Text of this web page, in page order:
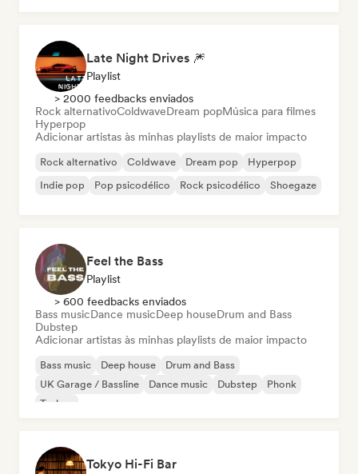
Late Night Drives 🎆
Playlist
> 2000 feedbacks enviados
Rock alternativoColdwaveDream popMúsica para filmes
Hyperpop
Adicionar artistas às minhas playlists de maior impacto
Rock alternativo Coldwave Dream pop
Hyperpop
Indie pop
Pop psicodélico Rock psicodélico Shoegaze
Feel the Bass
Playlist
> 600 feedbacks enviados
Bass musicDance musicDeep houseDrum and Bass
Dubstep
Adicionar artistas às minhas playlists de maior impacto
Bass music Deep house
Drum and Bass
UK Garage / Bassline
Dance music Dubstep
Phonk
Techno
Tokyo Hi-Fi Bar